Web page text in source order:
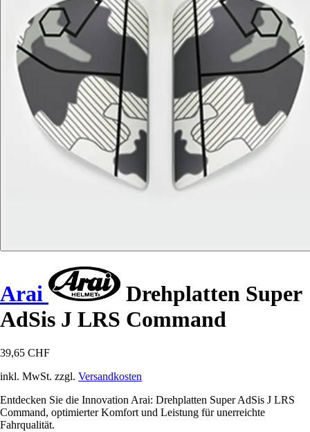
Arai
Drehplatten Super
AdSis J LRS Command
39,65 CHF
inkl. MwSt. zzgl. Versandkosten
Entdecken Sie die Innovation Arai: Drehplatten Super AdSis J LRS
Command, optimierter Komfort und Leistung für unerreichte
Fahrqualität.